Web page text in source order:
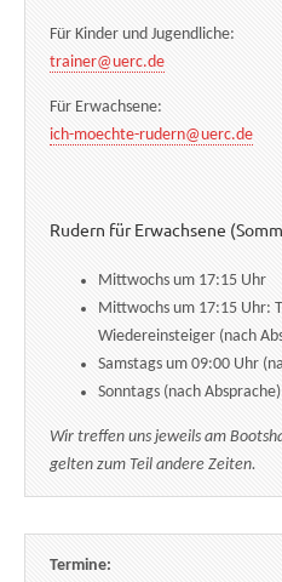
Für Kinder und Jugendliche:
trainer@uerc.de
Für Erwachsene:
ich-moechte-rudern@uerc.de
Rudern für Erwachsene
Mittwochs um 17:15 Uhr
Mittwochs um 17:15 Uhr:
Wiedereinsteiger (nach
Samstags um 09:00 Uhr
Sonntags (nach Absprache)
Wir treffen uns jeweils am
gelten zum Teil andere Zeiten.
Termine: